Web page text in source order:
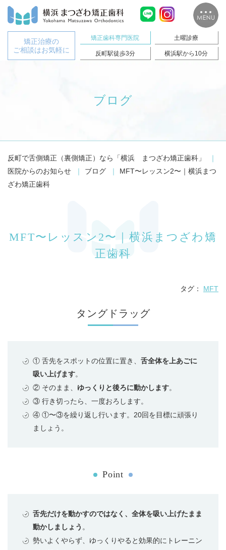
矯正治療の
ご相談はお気軽に
矯正歯科専門医院 土曜診療
反町駅徒歩3分 横浜駅から10分
ブログ
反町で舌側矯正（裏側矯正）なら「横浜 まつざわ矯正歯科」
医院からのお知らせ
ブログ
MFT〜レッスン2〜｜横浜まつ
ざわ矯正歯科
MFT〜レッスン2〜｜横浜まつざわ矯
正歯科
タグ： MFT
タングドラッグ
① 舌先をスポットの位置に置き、 舌全体を上あごに
吸い上げます。
② そのまま、 ゆっくりと後ろに動かします。
③ 行き切ったら、一度おろします。
④ ①〜③を繰り返し行います。20回を目標に頑張り
ましょう。
Point
舌先だけを動かすのではなく、全体を吸い上げたまま
動かしましょう 。
勢いよくやらず、ゆっくりやると効果的にトレーニン